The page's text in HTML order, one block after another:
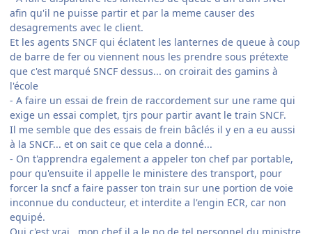
afin qu'il ne puisse partir et par la meme causer des
desagrements avec le client.
Et les agents SNCF qui éclatent les lanternes de queue à coup
de barre de fer ou viennent nous les prendre sous prétexte
que c'est marqué SNCF dessus... on croirait des gamins à
l'école
- A faire un essai de frein de raccordement sur une rame qui
exige un essai complet, tjrs pour partir avant le train SNCF.
Il me semble que des essais de frein bâclés il y en a eu aussi
à la SNCF... et on sait ce que cela a donné...
- On t'apprendra egalement a appeler ton chef par portable,
pour qu'ensuite il appelle le ministere des transport, pour
forcer la sncf a faire passer ton train sur une portion de voie
inconnue du conducteur, et interdite a l'engin ECR, car non
equipé.
Oui c'est vrai...mon chef il a le no de tel personnel du ministre